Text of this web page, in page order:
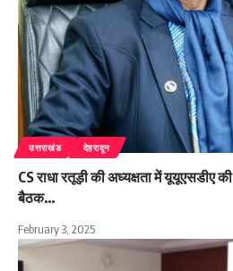
उत्तराखंड देहरादून
CS राधा रतूड़ी की अध्यक्षता में यूयूएसडीए
बैठक…
February 3, 2025